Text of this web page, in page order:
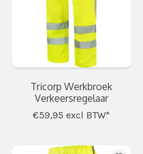
Tricorp Werkbroek
Verkeersregelaar
€59,95 excl BTW*